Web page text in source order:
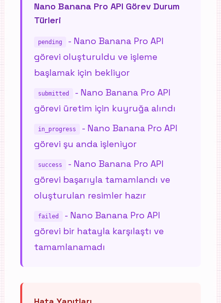
Nano Banana Pro API Görev Durum
Türleri
pending - Nano Banana Pro API
görevi oluşturuldu ve işleme
başlamak için bekliyor
submitted - Nano Banana Pro API
görevi üretim için kuyruğa alındı
in_progress - Nano Banana Pro API
görevi şu anda işleniyor
success - Nano Banana Pro API
görevi başarıyla tamamlandı ve
oluşturulan resimler hazır
failed - Nano Banana Pro API
görevi bir hatayla karşılaştı ve
tamamlanamadı